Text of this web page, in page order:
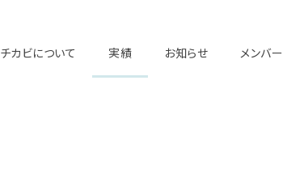
チカビについて 実績 お知らせ メンバー